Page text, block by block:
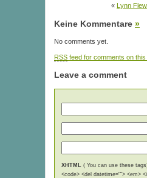
« Lynn
Keine Kommentare »
No comments yet.
RSS feed for comments on this
Leave a comment
XHTML
( You can use these
<code> <del datetime=""> <em>